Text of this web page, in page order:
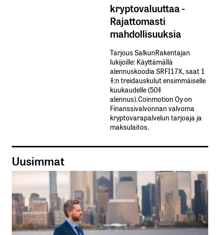
kryptovaluuttaa -
Rajattomasti
mahdollisuuksia
Tarjous SalkunRakentajan
lukijoille: Käyttämällä​ ​
alennuskoodia​ ​SRFI17X,​ ​saat​ ​1
%:n treidauskulut​ ​ensimmäiselle​ ​
kuukaudelle​ ​(50%​ ​
alennus).Coinmotion Oy on
Finanssivalvonnan valvoma
kryptovarapalvelun tarjoaja ja
maksulaitos.
Uusimmat